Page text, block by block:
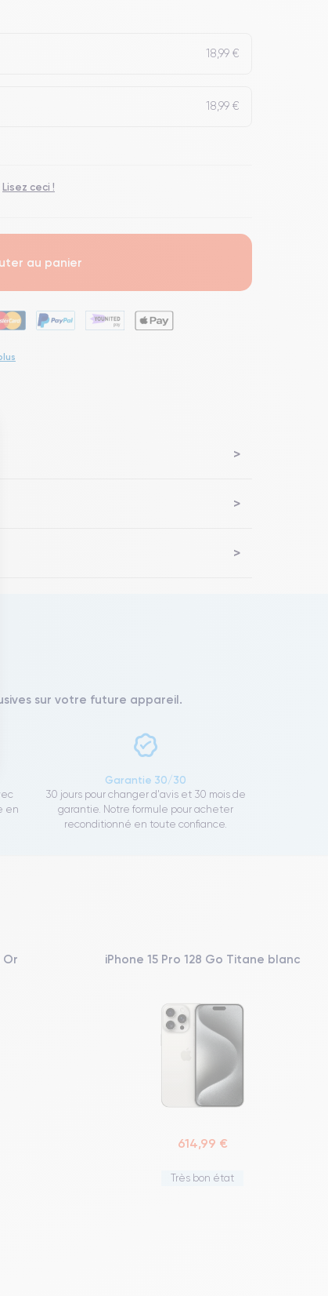
vos Options
18,99 €
18,99 €
Lisez ceci !
au panier
sur votre future appareil.
en
Garantie 30/30
30 jours pour changer d'avis et 30 mois de
garantie. Notre formule pour acheter
reconditionné en toute confiance.
Or iPhone 15 Pro 128 Go Titane blanc
614,99 €
Très bon état